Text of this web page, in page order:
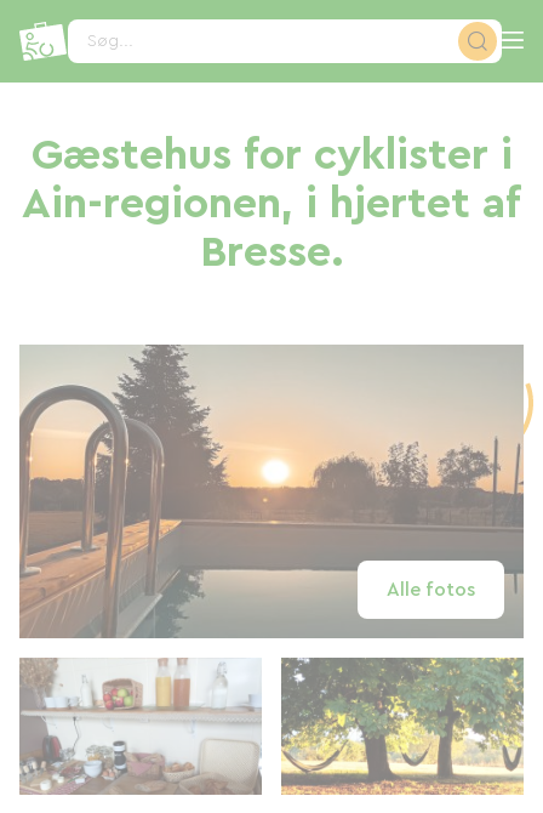
Søg...
Gæstehus for cyklister i
Ain-regionen, i hjertet af
Bresse.
Alle fotos
CCookie-styringspanel